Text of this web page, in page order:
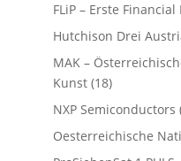
FLiP – Erste Financial
Hutchison Drei
MAK –
Kunst(18)
NXP Semiconductors
Oesterreichische